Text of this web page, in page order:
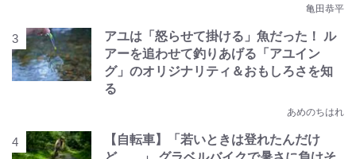
亀田恭平
アユは「怒らせて掛ける」魚だった！ ル
アーを追わせて釣りあげる「アユイン
グ」のオリジナリティ＆おもしろさを知
る
あめのちはれ
【自転車】「若いときは登れたんだけ